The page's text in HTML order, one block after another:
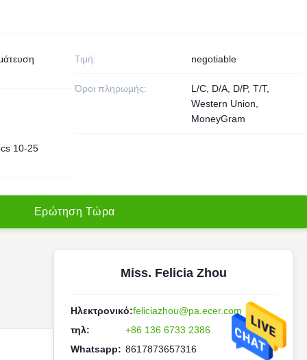
Τιμή: negotiable
Όροι πληρωμής:
L/C, D/A, D/P, T/T,
Western Union,
MoneyGram
10-25
Ερώτηση Τώρα
Miss. Felicia Zhou
Ηλεκτρονικό:feliciazhou@pa.ecer.com
τηλ:
+86 136 6733 2386
Whatsapp: 8617873657316